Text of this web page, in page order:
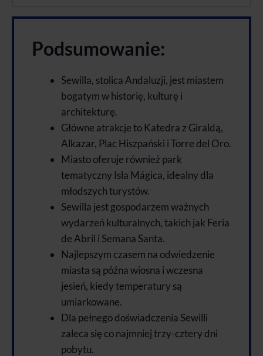
Podsumowanie:
Sewilla, stolica Andaluzji, jest miastem
bogatym w historię, kulturę i
architekturę.
Główne atrakcje to Katedra z Giraldą,
Alkazar, Plac Hiszpański i Torre del Oro.
Miasto oferuje również park
tematyczny Isla Mágica, idealny dla
młodszych turystów.
Sewilla jest gospodarzem ważnych
wydarzeń kulturalnych, takich jak Feria
de Abril i Semana Santa.
Najlepszym czasem na odwiedzenie
miasta są późna wiosna i wczesna
jesień, kiedy temperatury są
umiarkowane.
Dla pełnego doświadczenia Sewilli
zaleca się co najmniej trzy-cztery dni
pobytu.